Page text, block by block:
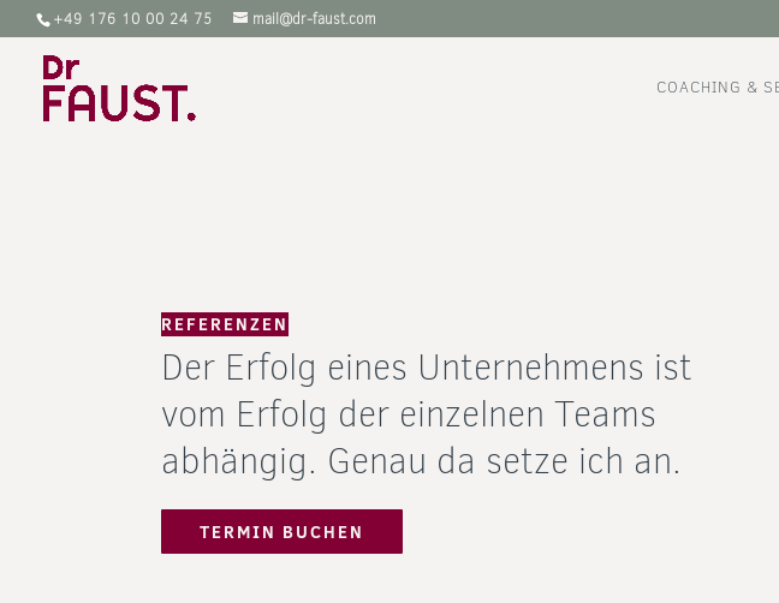
‭+49 176 10 00 24 75 mail@dr-faust.com
COACHING &
REFERENZEN
Der Erfolg eines Unternehmens ist
vom Erfolg der einzelnen Teams
abhängig. Genau da setze ich an.
TERMIN BUCHEN